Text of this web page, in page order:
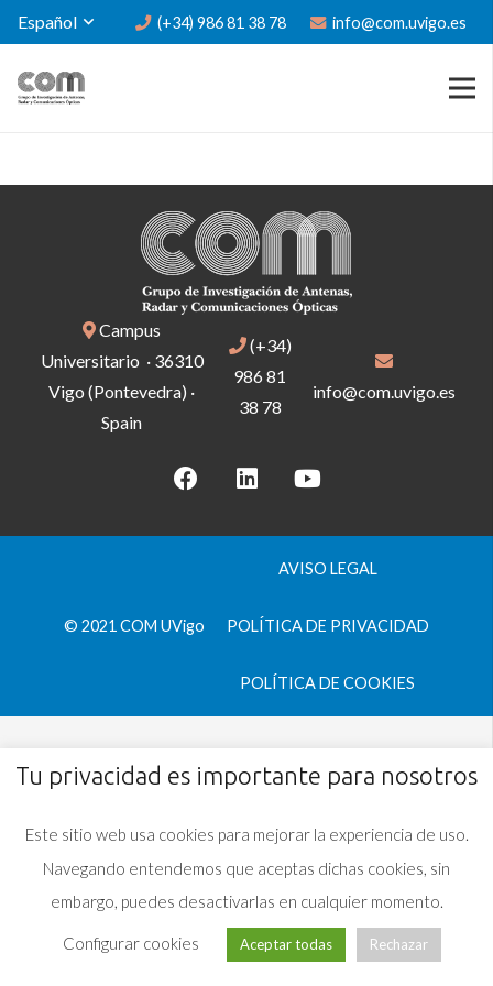
Español (+34) 986 81 38 78 info@com.uvigo.es
Campus
Universitario · 36310
Vigo (Pontevedra) ·
Spain
(+34)
986 81
38 78
info@com.uvigo.es
© 2021 COM UVigo
AVISO LEGAL
POLÍTICA DE PRIVACIDAD
POLÍTICA DE COOKIES
Tu privacidad es importante para nosotros
Este sitio web usa cookies para mejorar la experiencia de uso.
Navegando entendemos que aceptas dichas cookies, sin
embargo, puedes desactivarlas en cualquier momento.
Configurar cookies Aceptar todas Rechazar